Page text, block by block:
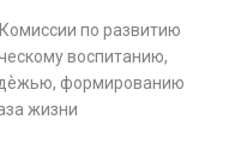
по развитию
воспитанию,
формированию
жизни